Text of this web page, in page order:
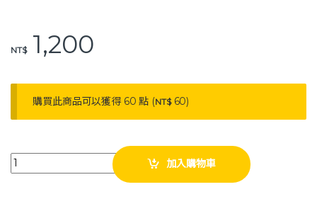
o
k
NT$1,200
購買此商品可以獲得 60 點 (NT$60)
艾你優 HO-108 第三代 拉筋板 足筋板 伸展拉筋板 足底按摩 quantity
加入購物車